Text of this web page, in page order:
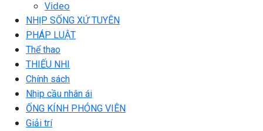
Video
NHỊP SỐNG XỨ TUYÊN
PHÁP LUẬT
Thể thao
THIẾU NHI
Chính sách
Nhịp cầu nhân ái
ỐNG KÍNH PHÓNG VIÊN
Giải trí